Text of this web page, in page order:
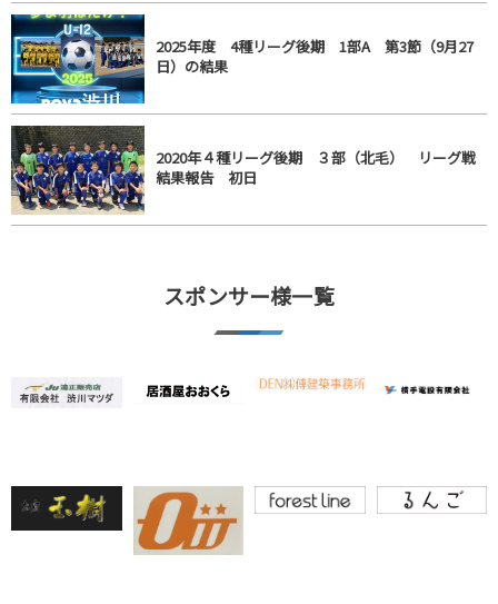
2025年度 4種リーグ後期 1部A 第3節（9月27
日）の結果
2020年４種リーグ後期 ３部（北毛） リーグ戦
結果報告 初日
スポンサー様一覧